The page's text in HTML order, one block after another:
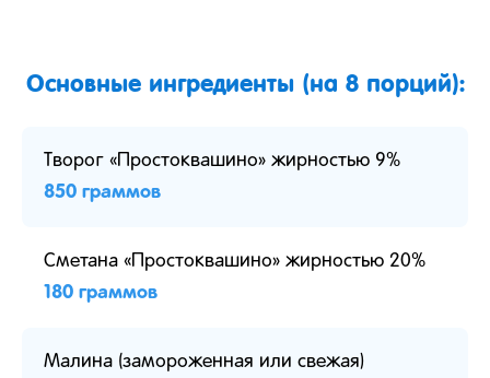
Основные ингредиенты (на 8 порций):
Творог «Простоквашино» жирностью 9%
850 граммов
Сметана «Простоквашино» жирностью 20%
180 граммов
Малина (замороженная или свежая)